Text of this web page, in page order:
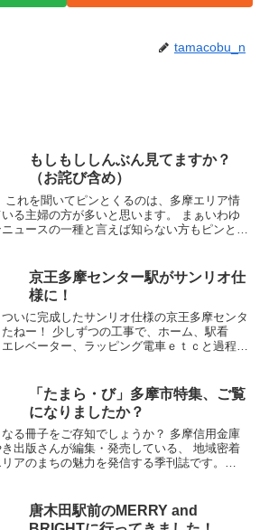
tamacobu_n
もしもししんぶん見てますか？
（お詫び含め）
これを聞いてピンとくるのは、多摩エリア情
る主婦の方が多いと思います。 まぁいわゆ
ュースの一種と言えば知らない方もピンとく
京王多摩センター駅がサンリオ仕
様に！
いに完成したサンリオ仕様の京王多摩センタ
ねー！ 少しずつの工事で、ホーム、駅看
レベーター、ラッピング電車ｅｔｃと過程を
「たまら・び」多摩市特集、ご覧
になりましたか？
る冊子をご存知でしょうか？ 多摩信用金庫
出版さんが編集・発売している、 地域密着
アのまちの魅力を発信する季刊誌です。
唐木田駅前のMERRY and